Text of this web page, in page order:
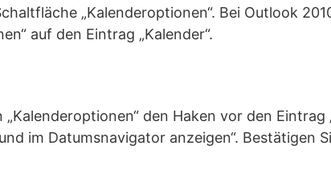
„Kalenderoptionen“. Bei Outlook
auf den Eintrag „Kalender“.
„Kalenderoptionen“ den Haken vor den
im Datumsnavigator anzeigen“. Bestätigen